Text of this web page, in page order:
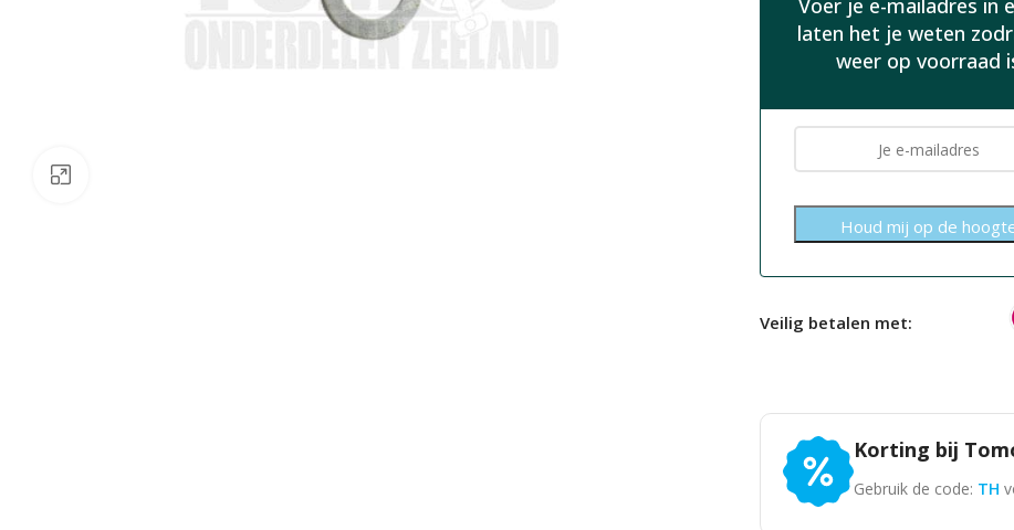
Voer je e-mailadres in
laten het je weten
weer op voorraad
Veilig betalen met:
Korting bij
Gebruik de code: TH